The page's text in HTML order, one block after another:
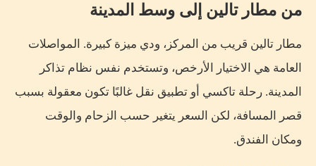
من مطار تالين إلى وسط المدينة
مطار تالين قريب من المركز، ودي ميزة كبيرة. المواصلات
العامة هي الاختيار الأرخص، وتستخدم نفس نظام تذاكر
المدينة. رحلة تاكسي أو تطبيق نقل غالبًا تكون معقولة بسبب
قصر المسافة، لكن السعر يتغير حسب الزحام والوقت
ومكان الفندق.